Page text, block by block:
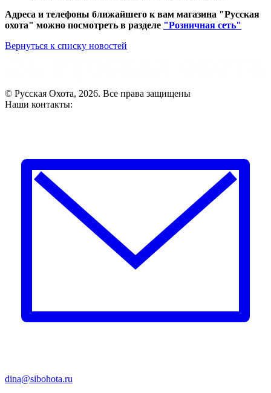
Адреса и телефоны ближайшего к вам магазина "Русская
охота" можно посмотреть в разделе "Розничная сеть"
Вернуться к списку новостей
© Русская Охота, 2026. Все права защищены
Наши контакты:
dina@sibohota.ru